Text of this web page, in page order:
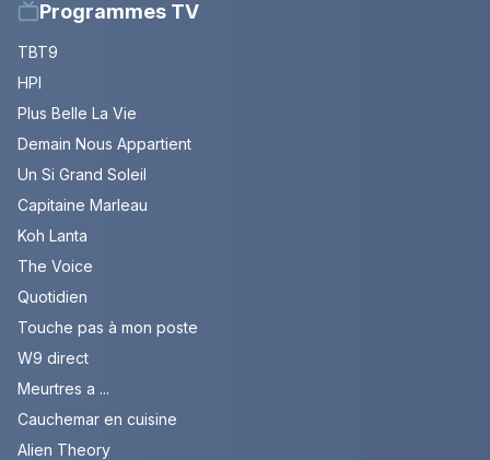
Programmes TV
TBT9
HPI
Plus Belle La Vie
Demain Nous Appartient
Un Si Grand Soleil
Capitaine Marleau
Koh Lanta
The Voice
Quotidien
Touche pas à mon poste
W9 direct
Meurtres a ...
Cauchemar en cuisine
Alien Theory